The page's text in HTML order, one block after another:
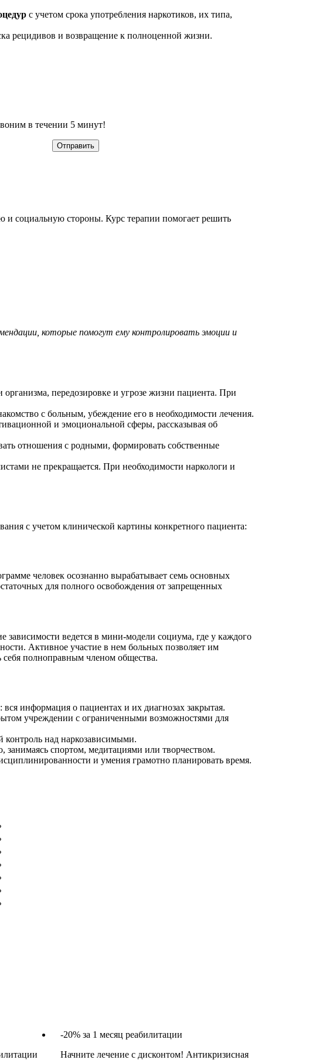
с учетом срока употребления наркотиков, их типа,
рецидивов и возвращение к полноценной жизни.
в течении 5 минут!
и социальную стороны. Курс терапии помогает решить
которые помогут ему контролировать эмоции и
передозировке и угрозе жизни пациента. При
с больным, убеждение его в необходимости лечения.
и эмоциональной сферы, рассказывая об
отношения с родными, формировать собственные
не прекращается. При необходимости наркологи и
с учетом клинической картины конкретного пациента:
человек осознанно вырабатывает семь основных
для полного освобождения от запрещенных
зависимости ведется в мини-модели социума, где у каждого
Активное участие в нем больных позволяет им
себя полноправным членом общества.
информация о пациентах и их диагнозах закрытая.
учреждении с ограниченными возможностями для
контроль над наркозависимыми.
спортом, медитациями или творчеством.
и умения грамотно планировать время.
-20% за 1 месяц реабилитации
Начните лечение с дисконтом! Антикризисная